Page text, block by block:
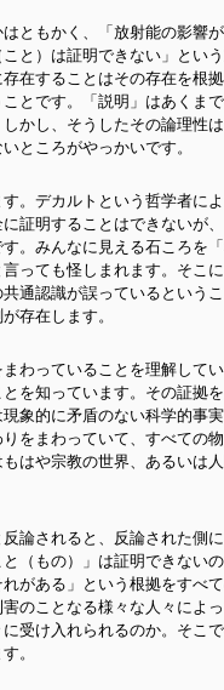
ともかく、「放射能の影響
と）は証明できない」とい
在することはその存在を根
とです。「説明」はあくま
かし、そうしたその論理性
ところがやっかいです。
。デカルトという哲学者に
証明することはできないが
。みんなに見える石ころを
っても怪しまれます。そこ
通認識が誤っているという
存在します。
わっていることを理解して
を知っています。その証拠
象的に矛盾のない科学的事
をまわっていて、すべての
はや宗教の世界、あるいは
論されると、反論された側
（もの）」は証明できない
がある」という根拠をすべ
のことなる様々な人々によ
受け入れられるのか。そこ
。